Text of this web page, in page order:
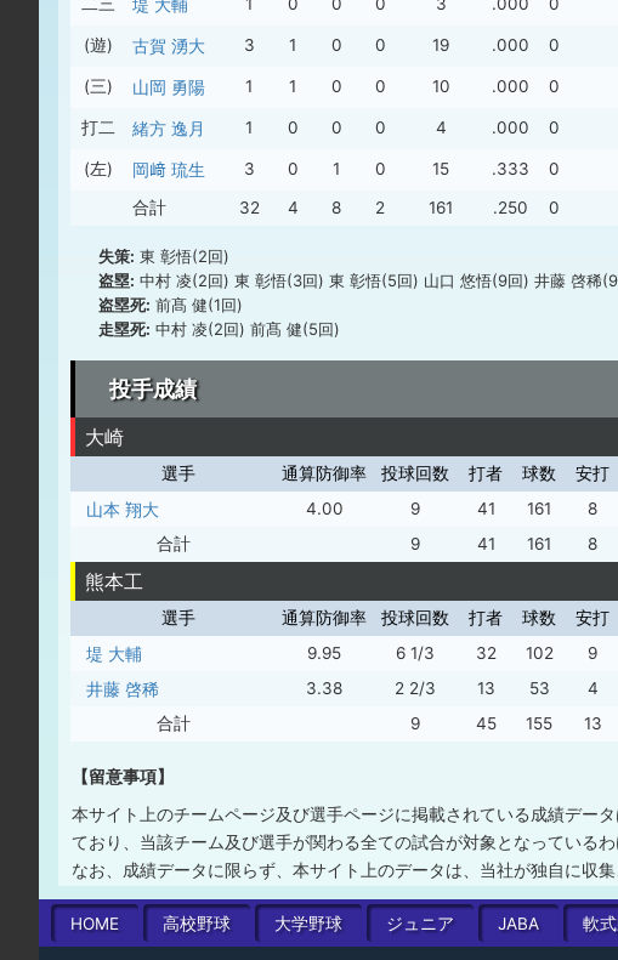
堤 大輔
(遊) 古賀 湧大 3 1 0 0 19 .000 0
(三) 山岡 勇陽 1 1 0 0 10 .000 0
打二 緒方 逸月 1 0 0 0 4 .000 0
(左) 岡﨑 琉生 3 0 1 0 15 .333 0
合計 32 4 8 2 161 .250 0
失策: 東 彰悟(2回)
盗塁: 中村 凌(2回) 東 彰悟(3回) 東 彰悟(5回) 山口 悠悟(9回) 井藤 啓稀
盗塁死: 前髙 健(1回)
走塁死: 中村 凌(2回) 前髙 健(5回)
投手成績
大崎
選手 通算防御率 投球回数 打者 球数 安打
山本 翔大 4.00 9 41 161 8
合計
9 41 161 8
熊本工
選手 通算防御率 投球回数 打者 球数 安打
堤 大輔 9.95 6 1/3 32 102 9
井藤 啓稀 3.38 2 2/3 13 53 4
合計
9 45 155 13
【留意事項】
本サイト上のチームページ及び選手ページに掲載されている成績デー
ており、当該チーム及び選手が関わる全ての試合が対象となっている
なお、成績データに限らず、本サイト上のデータは、当社が独自に収
HOME 高校野球 大学野球 ジュニア JABA 軟式